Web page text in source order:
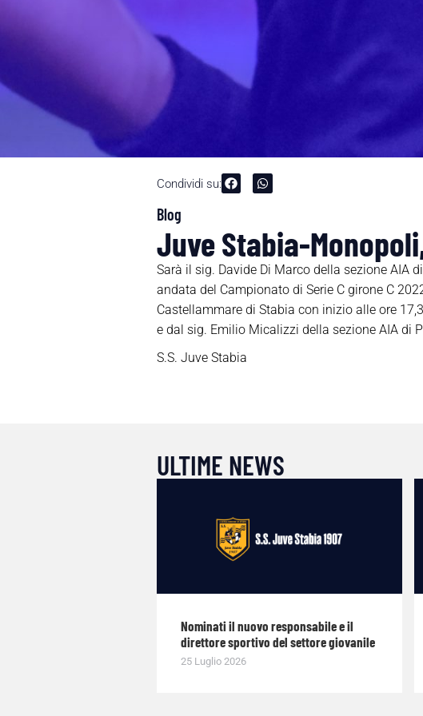
Condividi su:
Blog
Juve Stabia-
Sarà il sig. Davide Di Marco della sezione AIA
andata del Campionato di Serie C girone C
Castellammare di Stabia con inizio alle ore
e dal sig. Emilio Micalizzi della sezione AIA di
S.S. Juve Stabia
ULTIME NEWS
Nominati il nuovo responsabile e il
direttore sportivo del settore giovanile
25 Luglio 2026